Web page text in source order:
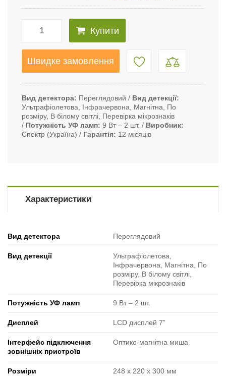
Купити
Швидке замовлення
Вид детектора Переглядовий
Вид детекції
Ультрафіолетова, Інфрачервона, Магнітна, По
розміру, В білому світлі, Перевірка мікрознаків
Потужність УФ ламп 9 Вт ‒ 2 шт.
Виробник
Спектр (Україна)
Гарантія 12 місяців
Характеристики
Вид детектора Переглядовий
Вид детекції
Ультрафіолетова,
Інфрачервона, Магнітна, По
розміру, В білому світлі,
Перевірка мікрознаків
Потужність УФ ламп 9 Вт ‒ 2 шт.
Дисплей LCD дисплей 7”
Інтерфейс підключення
зовнішніх пристроїв
Оптико-магнітна миша
Розміри 248 x 220 x 300 мм